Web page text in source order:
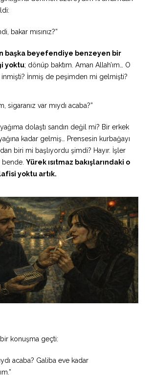
bakar mısınız?”
başka beyefendiye benzeyen bir
yoktu; dönüp baktım. Aman Allah’ım… O
inmişti? İnmiş de peşimden mi gelmişti?
sigaranız var mıydı acaba?”
dolaştı sandın değil mi? Bir erkek
kadar gelmiş… Prensesin kurbağayı
biri mi başlıyordu şimdi? Hayır. İşler
Yürek ısıtmaz bakışlarındaki o
yoktu artık.
konuşma geçti:
acaba? Galiba eve kadar